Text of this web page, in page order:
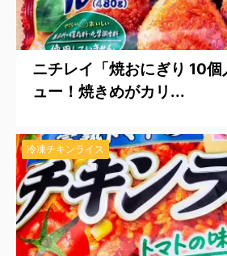
ニチレイ「焼おにぎり 10
ュー！焼きめがカリ...
冷凍チキンライス